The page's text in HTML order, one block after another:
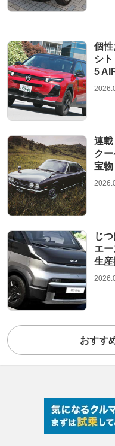
個
シ
5
連
ク
宝物
じ
エ
生産
おすす